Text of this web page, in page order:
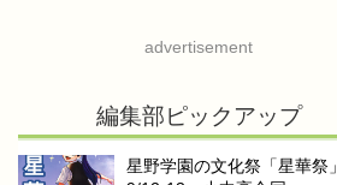
advertisement
編集部ピックアップ
星野学園の文化祭「星華祭」